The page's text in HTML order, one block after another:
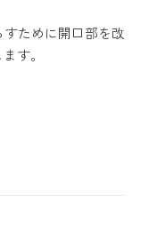
ために開口部を改
す。